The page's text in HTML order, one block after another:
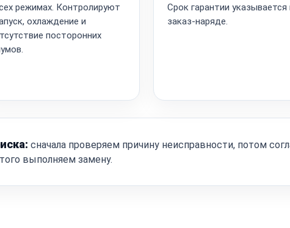
режимах. Контролируют
охлаждение и
посторонних
Срок гарантии указывается
заказ-наряде.
сначала проверяем причину неисправности, потом
выполняем замену.